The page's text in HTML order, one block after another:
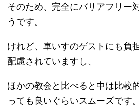
そのため、完全にバリアフリー
うです。
けれど、車いすのゲストにも負
配慮されていますし、
ほかの教会と比べると中は比較
っても良いぐらいスムーズです。